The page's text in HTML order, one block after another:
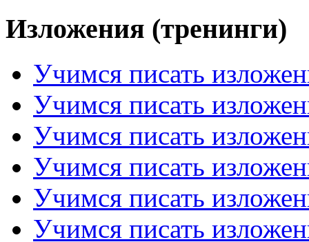
Изложения (тренинги)
Учимся писать
Учимся писать
Учимся писать
Учимся писать
Учимся писать
Учимся писать